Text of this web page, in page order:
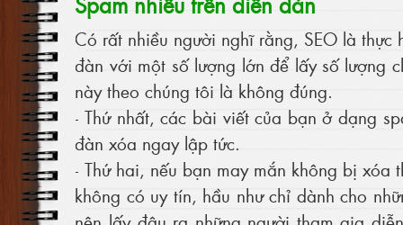
Có rất nhiều người nghĩ rằng, SEO là thực
đàn với một số lượng lớn để lấy số lượng
này theo chúng tôi là không đúng.
- Thứ nhất, các bài viết của bạn ở dạng
đàn xóa ngay lập tức.
- Thứ hai, nếu bạn may mắn không bị
không có uy tín, hầu như chỉ dành cho